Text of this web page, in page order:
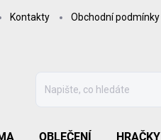
Kontakty Obchodní podmínky
OBLEČENÍ HRAČKY